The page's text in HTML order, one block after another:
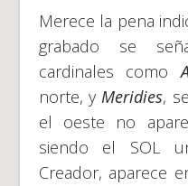
Merece la pena
grabado se
cardinales como
norte, yMeridies,
el oeste no
siendo el SOL
Creador, aparece